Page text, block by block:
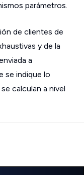
parámetros.
de clientes de
y de la
a
se indique lo
calculan a nivel